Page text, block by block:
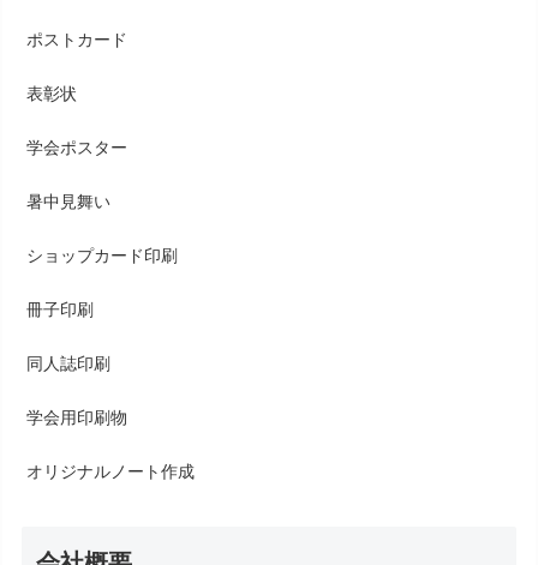
ポストカード
表彰状
学会ポスター
暑中見舞い
ショップカード印刷
冊子印刷
同人誌印刷
学会用印刷物
オリジナルノート作成